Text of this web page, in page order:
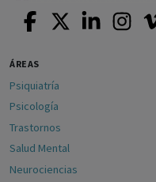
ÁREAS
Psiquiatría
Psicología
Trastornos
Salud Mental
Neurociencias